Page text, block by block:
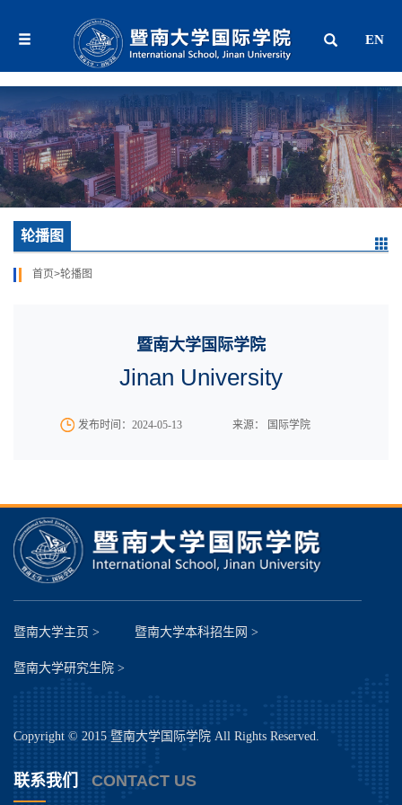
EN
轮播图
首页>轮播图
暨南大学国际学院
Jinan University
发布时间：2024-05-13 来源： 国际学院
暨南大学主页 > 暨南大学本科招生网 >
暨南大学研究生院 >
Copyright © 2015 暨南大学国际学院 All Rights Reserved.
联系我们 CONTACT US